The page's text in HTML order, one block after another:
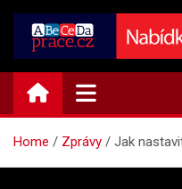
i-PORTAL.CZ
Informační portál
Home Zprávy Jak